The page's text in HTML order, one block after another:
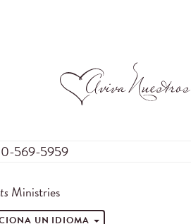
569-5959
Ministries
UN IDIOMA